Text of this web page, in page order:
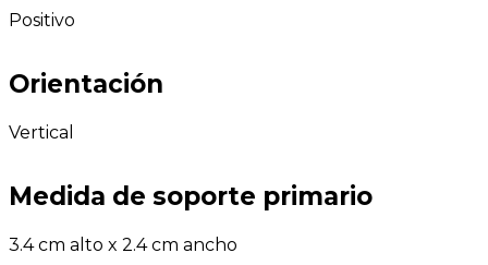
Positivo
Orientación
Vertical
Medida de soporte primario
3.4 cm alto x 2.4 cm ancho